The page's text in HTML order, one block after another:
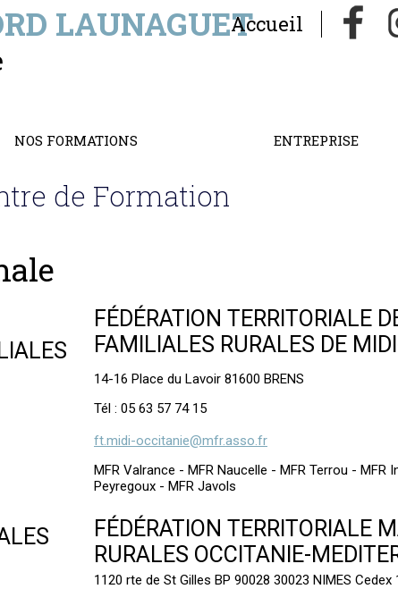
LAUNAGUETAccueil
NOS FORMATIONS ENTREPRISE
de Formation
FÉDÉRATION TERRITORIALE
FAMILIALES RURALES DE
14-16 Place du Lavoir 81600 BRENS
Tél : 05 63 57 74 15
ft.midi-occitanie@mfr.asso.fr
MFR Valrance - MFR Naucelle - MFR Terrou - MFR
Peyregoux - MFR Javols
FÉDÉRATION TERRITORIALE
RURALES OCCITANIE-
1120 rte de St Gilles BP 90028 30023 NIMES Cedex